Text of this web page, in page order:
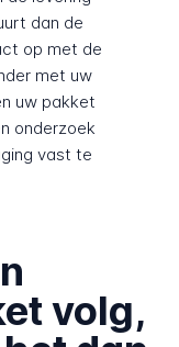
dan de
op met de
met uw
uw pakket
onderzoek
vast te
volg,